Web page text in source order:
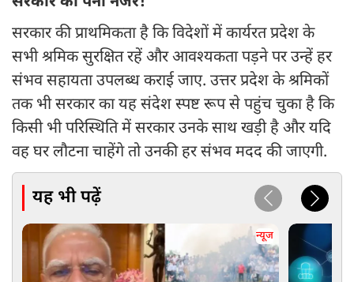
सरकार की प्राथमिकता है कि विदेशों में कार्यरत प्रदेश के
सभी श्रमिक सुरक्षित रहें और आवश्यकता पड़ने पर उन्हें हर
संभव सहायता उपलब्ध कराई जाए. उत्तर प्रदेश के श्रमिकों
तक भी सरकार का यह संदेश स्पष्ट रूप से पहुंच चुका है कि
किसी भी परिस्थिति में सरकार उनके साथ खड़ी है और यदि
वह घर लौटना चाहेंगे तो उनकी हर संभव मदद की जाएगी.
यह भी पढ़ें
न्यूज